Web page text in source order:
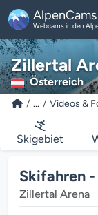
AlpenCams
Webcams in den
Zillertal
Österreich
... Videos &
Skigebiet
Skifahren
Zillertal Arena